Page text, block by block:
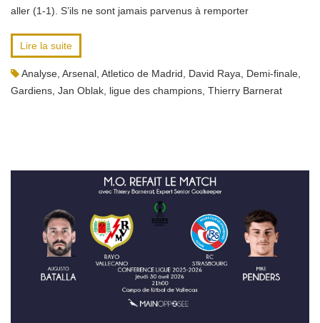
aller (1-1). S’ils ne sont jamais parvenus à remporter
Lire la suite
Analyse Arsenal Atletico de Madrid David Raya Demi-finale
Gardiens Jan Oblak ligue des champions Thierry Barnerat